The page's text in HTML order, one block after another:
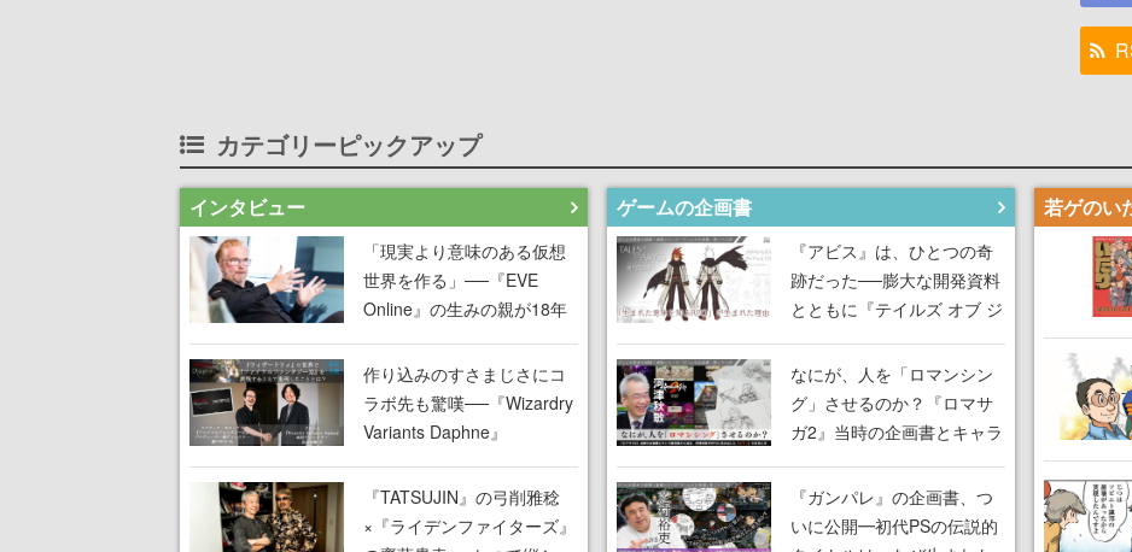
カテゴリーピックアップ
インタビュー
「現実より意味のある仮想
世界を作る」──『EVE
Online』の生みの親が18年
掲げ続ける”クレイジーな宣
言”は、比喩ではなく本気だ
った
作り込みのすさまじさにコ
ラボ先も驚嘆──『Wizardry
Variants Daphne』
×『FFXI』コラボが期間限
定なのにジョブもキャラも
武器も戦闘システムもワン
『TATSUJIN』の弓削雅稔
×『ライデンファイターズ』
ゲームの企画書
『アビス』は、ひとつの奇
跡だった──膨大な開発資料
とともに『テイルズ オブ ジ
アビス』開発陣に聞く、
「生まれた意味を知る
RPG」が生まれた理由【ゲ
ームの企画書】
なにが、人を「ロマンシン
グ」させるのか？『ロマサ
ガ2』当時の企画書とキャラ
設定画から迫る、河津秋敏
がRPGに生み出した「ロマ
ン」の正体とは【ゲームの
『ガンパレ』の企画書、つ
いに公開━初代PSの伝説的